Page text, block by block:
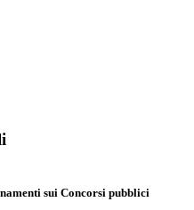
sui Concorsi pubblici